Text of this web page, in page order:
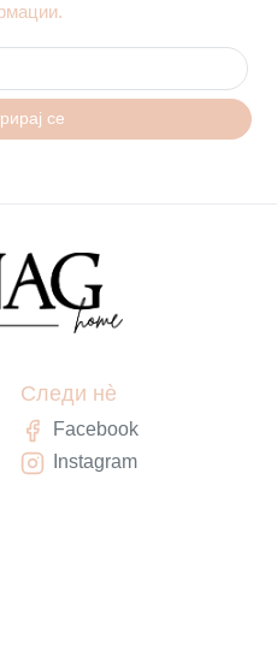
се
Следи нè
Facebook
Instagram